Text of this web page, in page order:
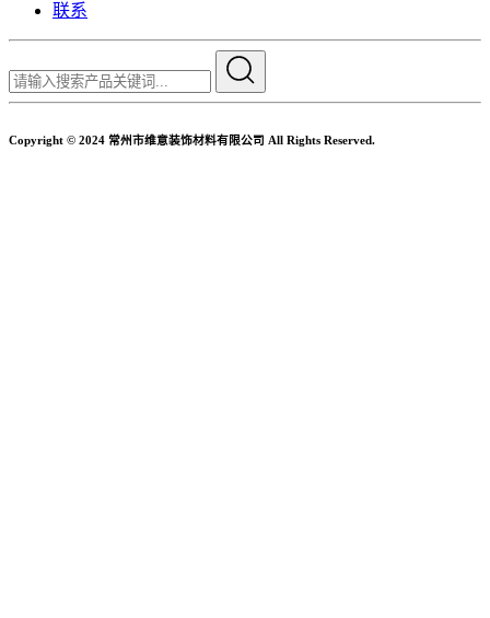
联系
Copyright © 2024 常州市维意装饰材料有限公司 All Rights Reserved.